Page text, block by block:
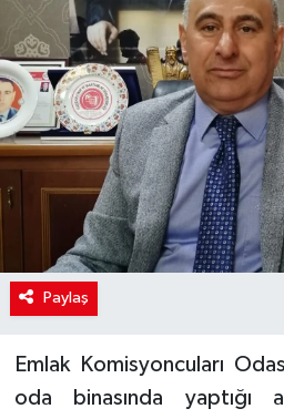
Paylaş
Emlak Komisyoncuları
oda binasında yaptığı